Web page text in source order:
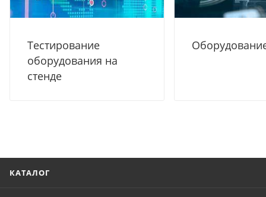
Тестирование
оборудования на
стенде
КАТАЛОГ